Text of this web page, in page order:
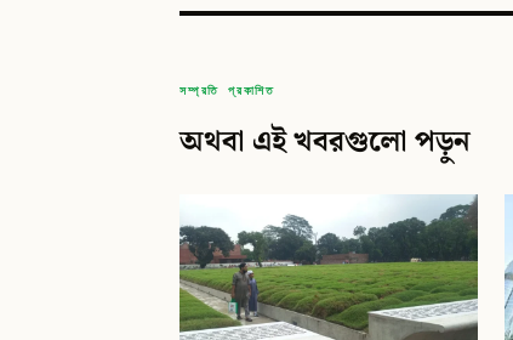
সম্প্রতি প্রকাশিত
অথবা এই খবরগুলো পড়ুন